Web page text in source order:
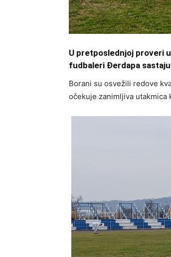
U pretposlednjoj proveri
fudbaleri Đerdapa
Borani su osvežili redove
očekuje zanimljiva utakmica